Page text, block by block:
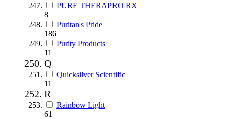
PURE THERAPRO RX
8
Puritan's Pride
186
Purity Products
11
Q
Quicksilver Scientific
11
R
Rainbow Light
61